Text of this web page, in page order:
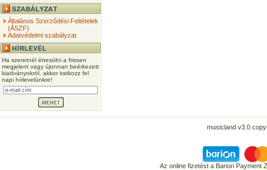
Általános Szerződési Feltételek
(ÁSZF)
Adatvédelmi szabályzat
Ha szeretnél értesülni a frissen
megjelent vagy újonnan beérkezett
kiadványokról, akkor iratkozz fel
napi hírlevelünkre!
musicland v3.0
Az online fizetést a Barion Payment